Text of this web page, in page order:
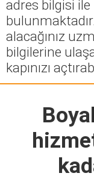
adres bilgisi
alacağınız
bilgilerine
kapınızı